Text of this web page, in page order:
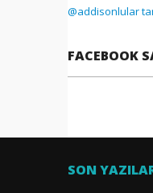
@addisonlular
FACEBOOK
SON